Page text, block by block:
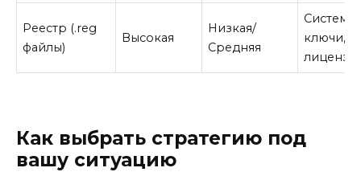
Реестр (.reg
файлы)
Высокая
Низкая/
Средняя
ключи,
Как выбрать стратегию под
вашу ситуацию